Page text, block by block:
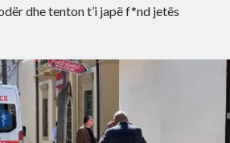
dhe tenton t’i japë f*nd jetës